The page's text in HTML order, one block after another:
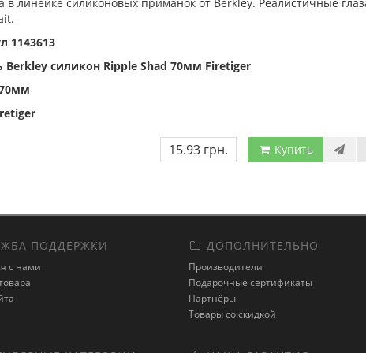
1143613
Berkley силикон Ripple Shad 70мм Firetiger
15.93 грн. Купить
ПОДДЕРЖКИ
с нами
ДОПОЛНИТЕЛЬНО
Производители
Подарочные сертификаты
Партнёры
Товары со скидкой